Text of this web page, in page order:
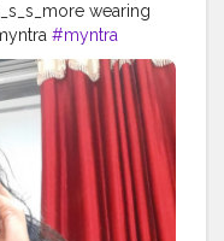
wearing
#myntra
#blogger
#stylish #beautiful
#indianblogger
#mumbaigirl
#indianfashion
#creatorshala